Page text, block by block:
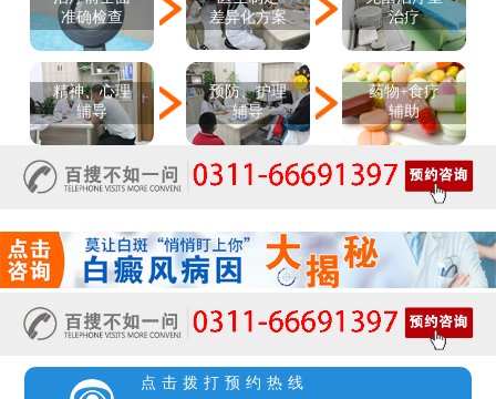
准确检查
差异化方案
治疗
精神、心理
辅导
预防、护理
辅导
药物+食疗
辅助
点击拨打预约热线